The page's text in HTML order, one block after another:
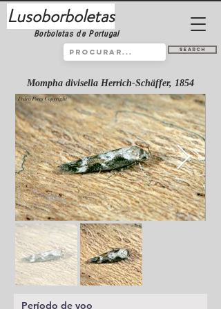
Lusoborboletas
Borboletas de Portugal
Search
Mompha divisella Herrich-Schäffer, 1854
Período de voo